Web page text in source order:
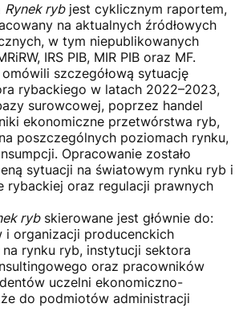
Rynek rybjest cyklicznym raportem,
na aktualnych źródłowych
w tym niepublikowanych
IRS PIB, MIR PIB oraz MF.
szczegółową sytuację
rybackiego w latach 2022­–2023,
surowcowej, poprzez handel
ekonomiczne przetwórstwa ryb,
poszczególnych poziomach rynku,
Opracowanie zostało
sytuacji na światowym rynku ryb i
rybackiej oraz regulacji prawnych
rybskierowane jest głównie do:
i organizacji producenckich
rynku ryb, instytucji sektora
oraz pracowników
uczelni ekonomiczno-
do podmiotów administracji